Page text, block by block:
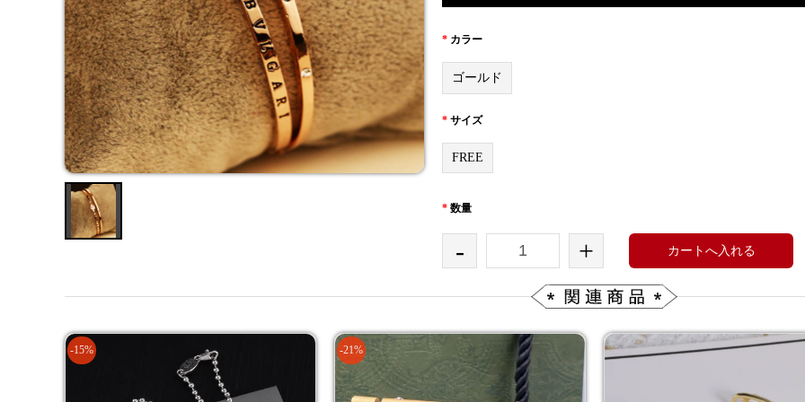
* カラー
ゴールド
* サイズ
FREE
* 数量
- + カートへ入れる
-15% -21%